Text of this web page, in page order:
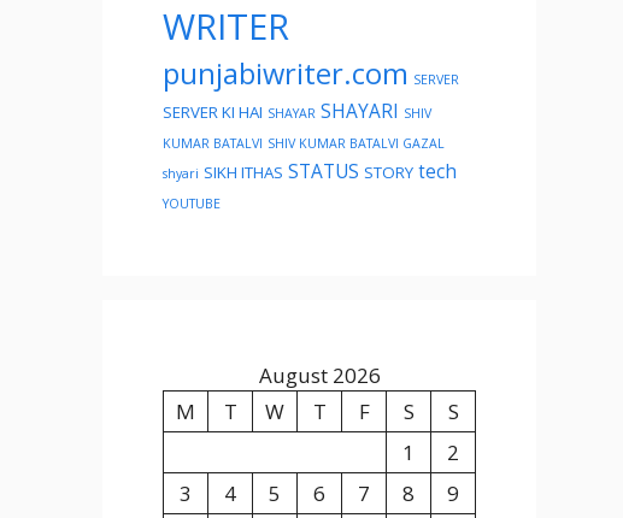
WRITER
punjabiwriter.com SERVER
SERVER KI HAI SHAYAR SHAYARI SHIV
KUMAR BATALVI SHIV KUMAR BATALVI GAZAL
shyari SIKH ITHAS STATUS STORY tech
YOUTUBE
August 2026
M
T W T F S
S
1
2
3
4 5 6 7 8
9